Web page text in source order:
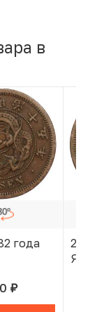
в
года
руб.
КОРЗИНЕ
2